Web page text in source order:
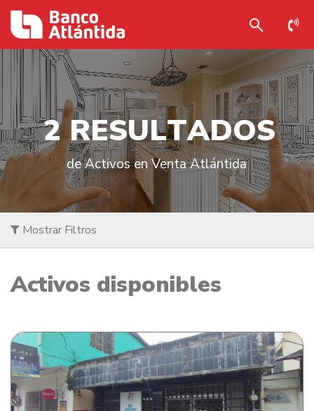
2 RESULTADOS
de Activos en Venta Atlántida
Mostrar Filtros
Activos disponibles